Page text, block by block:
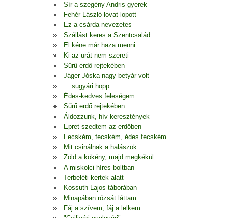
Sír a szegény Andris gyerek
Fehér László lovat lopott
Ez a csárda nevezetes
Szállást keres a Szentcsalád
El kéne már haza menni
Ki az urát nem szereti
Sűrű erdő rejtekében
Jáger Jóska nagy betyár volt
... sugyári hopp
Édes-kedves feleségem
Sűrű erdő rejtekében
Áldozzunk, hív keresztények
Epret szedtem az erdőben
Fecském, fecském, édes fecském
Mit csinálnak a halászok
Zöld a kökény, majd megkékül
A miskolci híres boltban
Terbeléti kertek alatt
Kossuth Lajos táborában
Minapában rózsát láttam
Fáj a szívem, fáj a lelkem